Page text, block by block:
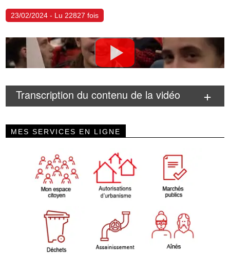
23/02/2024 - Lu 22827 fois
Transcription du contenu de la vidéo
MES SERVICES EN LIGNE